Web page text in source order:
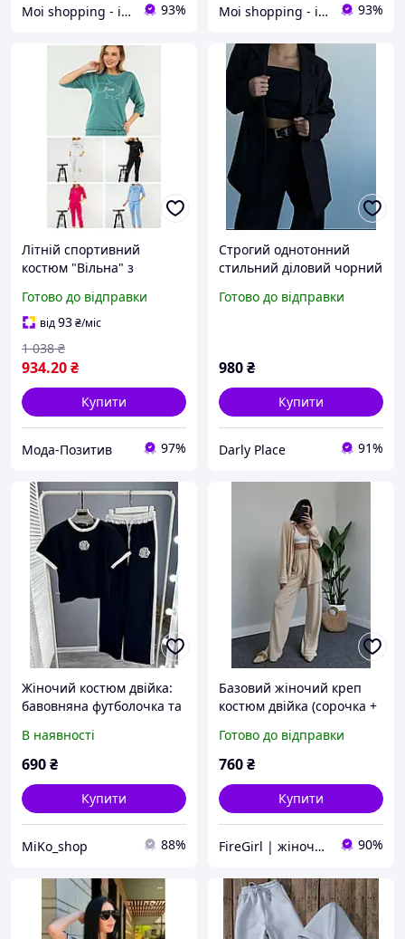
Moi shopping - інтернет магазин жіночого одягу оптом та в роздріб. 93% Moi shopping - інтернет магазин жіночого одягу оптом та в роздріб. 93%
Літній спортивний
костюм "Вільна" з
штани норма Over Size
Готово до відправки
від93₴/міс
934.20₴
1 038 ₴
Купити
Мода-Позитив 97%
Строгий однотонний
стильний діловий чорний
(вільний піджак і штани
Готово до відправки
980₴
Купити
Darly Place 91%
Жіночий костюм двійка:
бавовняна футболочка та
двонитка S-M, L-XL
В наявності
690₴
Купити
MiKo_shop 88%
Базовий жіночий креп
костюм двійка (сорочка +
бежевий, чорний
Готово до відправки
760₴
Купити
FireGirl | жіночий одяг 90%